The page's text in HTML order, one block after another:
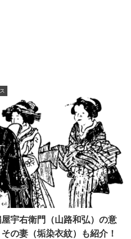
屋宇右衛門（山路和弘）の意
の妻（垢染衣紋）も紹介！